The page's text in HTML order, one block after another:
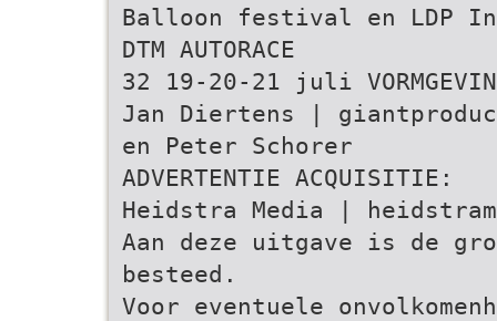
Balloon festival en LDP
DTM AUTORACE
32 19-20-21 juli
Jan Diertens |
en Peter Schorer
ADVERTENTIE ACQUISITIE:
Heidstra Media |
Aan deze uitgave is de
besteed.
Voor eventuele